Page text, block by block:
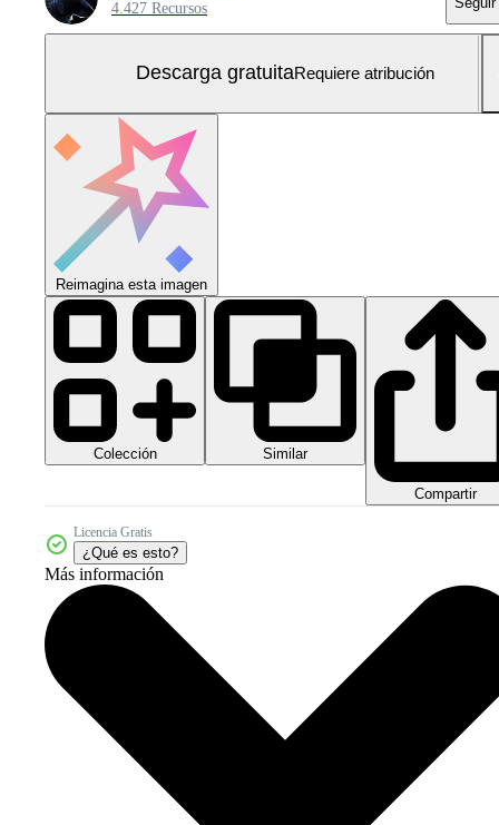
4.427 Recursos
Descarga gratuitaRequiere atribución
Reimagina esta imagen
Colección Similar
Compartir
Licencia Gratis
¿Qué es esto?
Más información